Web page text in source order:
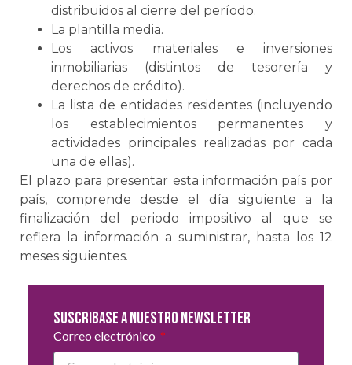
distribuidos al cierre del período.
La plantilla media.
Los activos materiales e inversiones
inmobiliarias (distintos de tesorería y
derechos de crédito).
La lista de entidades residentes (incluyendo
los establecimientos permanentes y
actividades principales realizadas por cada
una de ellas).
El plazo para presentar esta información país por
país, comprende desde el día siguiente a la
finalización del periodo impositivo al que se
refiera la información a suministrar, hasta los 12
meses siguientes.
Suscribase a nuestro newsletter
Correo electrónico